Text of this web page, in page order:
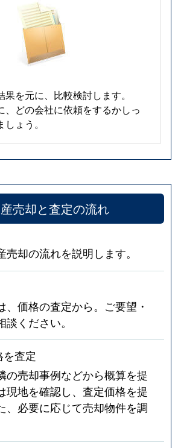
を元に、比較検討します。
、どの会社に依頼をするかしっ
ょう。
売却と査定の流れ
却の流れを説明します。
、価格の査定から。ご要望・
ください。
査定
の売却事例などから概算を提
現地を確認し、査定価格を提
、必要に応じて売却物件を調